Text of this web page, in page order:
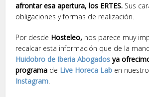
afrontar esa apertura, los ERTES. Sus
obligaciones y formas de realización.
Por desde Hosteleo, nos parece muy
recalcar esta información que de la
Huidobro de Iberia Abogados ya
programa de Live Horeca Lab en
Instagram